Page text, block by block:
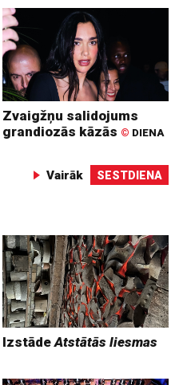
Zvaigžņu salidojums
grandiozās kāzās © DIENA
Vairāk SESTDIENA
IzstādeAtstātās liesmas